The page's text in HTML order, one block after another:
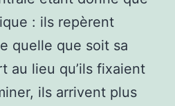
: ils repèrent
quelle que soit sa
au lieu qu’ils fixaient
ils arrivent plus